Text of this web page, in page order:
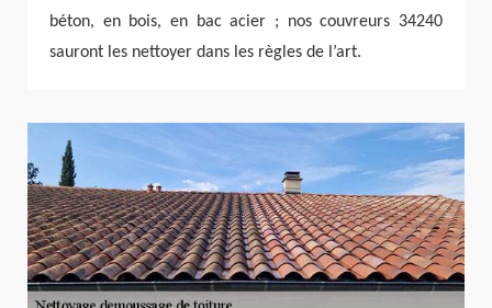
béton, en bois, en bac acier ; nos couvreurs 34240
sauront les nettoyer dans les règles de l’art.